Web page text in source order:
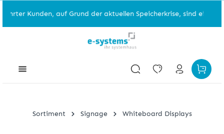
Kunden, auf Grund der aktuellen Speicherkrise, sind
Sortiment Signage Whiteboard Displays